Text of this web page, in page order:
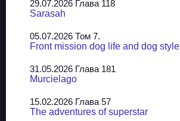
29.07.2026 Глава 118
Sarasah
05.07.2026 Том 7.
Front mission dog life and dog style
31.05.2026 Глава 181
Murcielago
15.02.2026 Глава 57
The adventures of superstar